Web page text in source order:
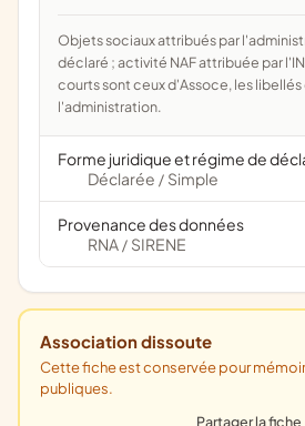
Objets sociaux attribués par l'administration d'après l'objet
déclaré ; activité NAF attribuée par
courts sont ceux d'Assoce, les
l'administration.
Forme juridique et régime de
Déclarée / Simple
Provenance des données
RNA / SIRENE
Association dissoute
Cette fiche est conservée pour mémoire à partir des données
publiques.
Partager la fiche